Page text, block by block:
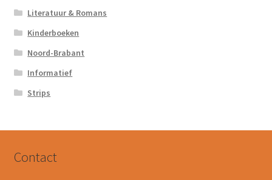
Literatuur & Romans
Kinderboeken
Noord-Brabant
Informatief
Strips
Contact